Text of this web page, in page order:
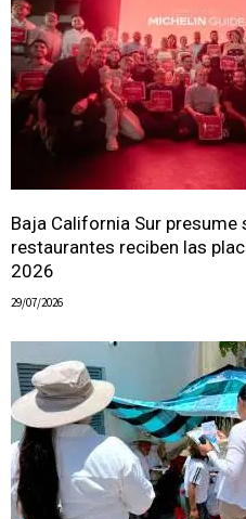
Baja California Sur
restaurantes reciben las
2026
29/07/2026